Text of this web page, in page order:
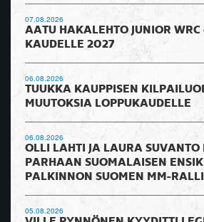
07.08.2026
AATU HAKALEHTO JUNIOR WRC
KAUDELLE 2027
06.08.2026
TUUKKA KAUPPISEN
MUUTOKSIA LOPPUKAUDELLE
06.08.2026
OLLI LAHTI JA LAURA
PARHAAN SUOMALAISEN
PALKINNON SUOMEN MM-
05.08.2026